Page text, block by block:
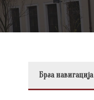
Брза навигација